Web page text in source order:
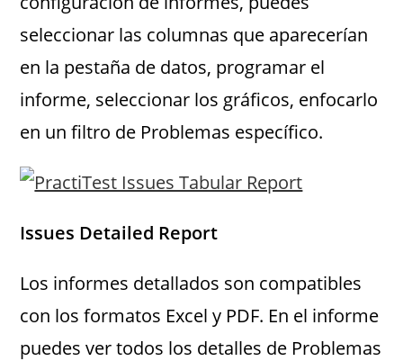
seleccionar las columnas que aparecerían
en la pestaña de datos, programar el
informe, seleccionar los gráficos, enfocarlo
en un filtro de Problemas específico.
Issues Detailed Report
Los informes detallados son compatibles
con los formatos Excel y PDF. En el informe
puedes ver todos los detalles de Problemas